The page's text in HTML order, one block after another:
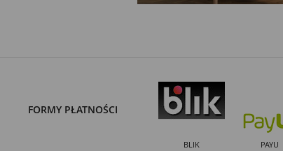
FORMY PŁATNOŚCI
BLIK PAYU